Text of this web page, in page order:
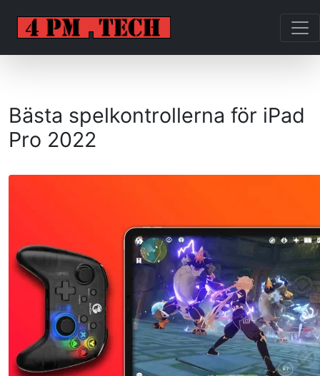
Bästa spelkontrollerna för iPad
Pro 2022